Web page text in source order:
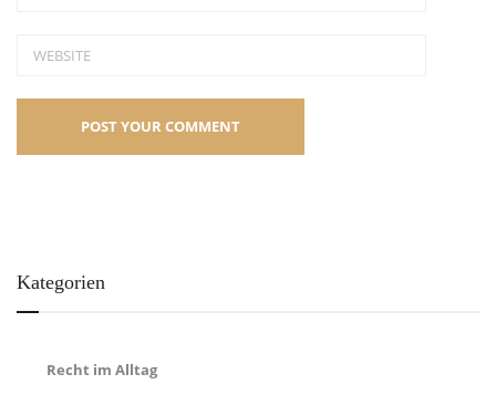
Kategorien
Recht im Alltag